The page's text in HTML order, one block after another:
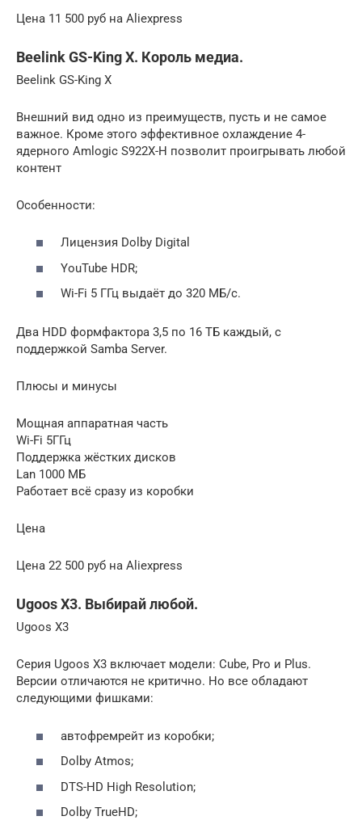
Цена 11 500 руб на Aliexpress
Beelink GS-King X. Король медиа.
Beelink GS-King X
Внешний вид одно из преимуществ, пусть и не самое
важное. Кроме этого эффективное охлаждение 4-
ядерного Amlogic S922X-H позволит проигрывать любой
контент
Особенности:
Лицензия Dolby Digital
YouTube HDR;
Wi-Fi 5 ГГц выдаёт до 320 МБ/с.
Два HDD формфактора 3,5 по 16 ТБ каждый, с
поддержкой Samba Server.
Плюсы и минусы
Мощная аппаратная часть
Wi-Fi 5ГГц
Поддержка жёстких дисков
Lan 1000 МБ
Работает всё сразу из коробки
Цена
Цена 22 500 руб на Aliexpress
Ugoos X3. Выбирай любой.
Ugoos X3
Серия Ugoos X3 включает модели: Cube, Pro и Plus.
Версии отличаются не критично. Но все обладают
следующими фишками:
автофремрейт из коробки;
Dolby Atmos;
DTS-HD High Resolution;
Dolby TrueHD;